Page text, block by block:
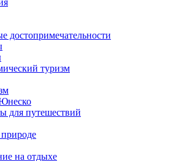
достопримечательности
туризм
для путешествий
на отдыхе